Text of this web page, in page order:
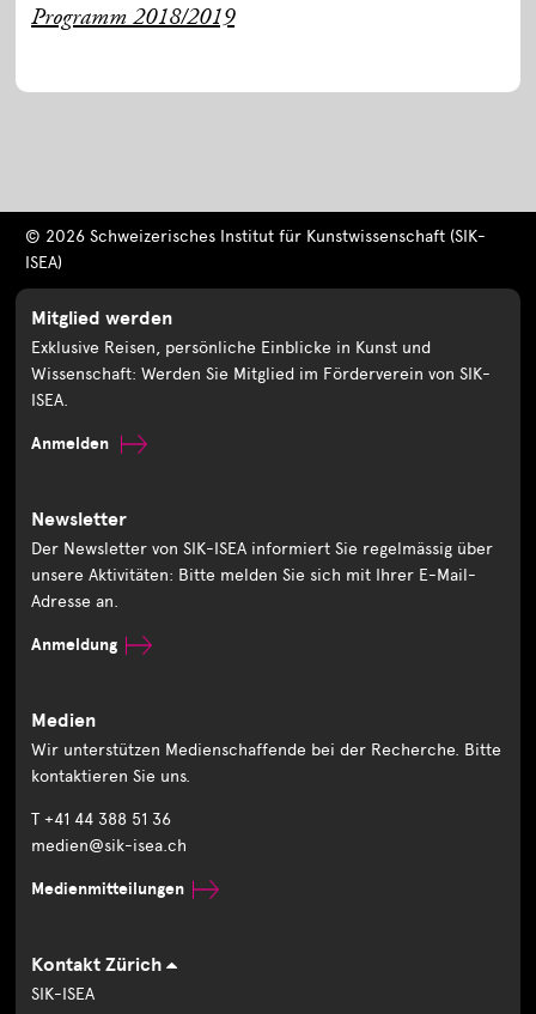
Programm 2018/2019
© 2026 Schweizerisches Institut für Kunstwissenschaft (SIK-
ISEA)
Mitglied werden
Exklusive Reisen, persönliche Einblicke in Kunst und
Wissenschaft: Werden Sie Mitglied im Förderverein von SIK-
ISEA.
Anmelden
Newsletter
Der Newsletter von SIK-ISEA informiert Sie regelmässig über
unsere Aktivitäten: Bitte melden Sie sich mit Ihrer E-Mail-
Adresse an.
Anmeldung
Medien
Wir unterstützen Medienschaffende bei der Recherche. Bitte
kontaktieren Sie uns.
T +41 44 388 51 36
medien@sik-isea.ch
Medienmitteilungen
Kontakt Zürich
SIK-ISEA